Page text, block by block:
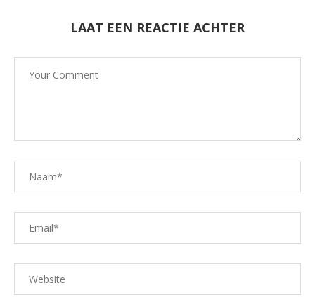
LAAT EEN REACTIE ACHTER